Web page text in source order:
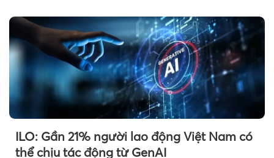
ILO: Gần 21% người lao động Việt Nam có
thể chịu tác động từ GenAI